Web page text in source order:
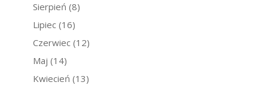
Sierpień (8)
Lipiec (16)
Czerwiec (12)
Maj (14)
Kwiecień (13)